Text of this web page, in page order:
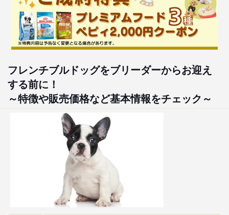
フレンチブルドッグをブリーダーからお迎え
する前に！
～特徴や販売価格など基本情報をチェック～